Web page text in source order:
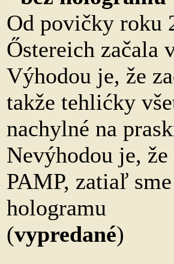
Od povičky roku
Őstereich začala
Výhodou je, že
takže tehlićky
nachylné na
Nevýhodou je,
PAMP, zatiaľ
hologramu
(vypredané)